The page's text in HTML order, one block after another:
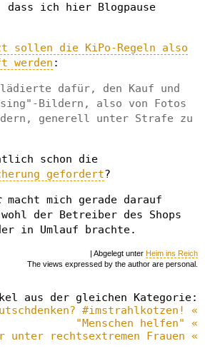
dass ich hier Blogpause
sollen die KiPo-Regeln also
werden :
dafür, den Kauf und
Bildern, also von Fotos
generell unter Strafe zu
schon die
gefordert?
macht mich gerade darauf
wohl der Betreiber des Shops
in Umlauf brachte.
| Abgelegt unter Heim ins Reich
The views expressed by the author are personal.
aus der gleichen Kategorie:
#imstrahlkotzen! «
"Menschen helfen" «
unter rechtsextremen Frauen «